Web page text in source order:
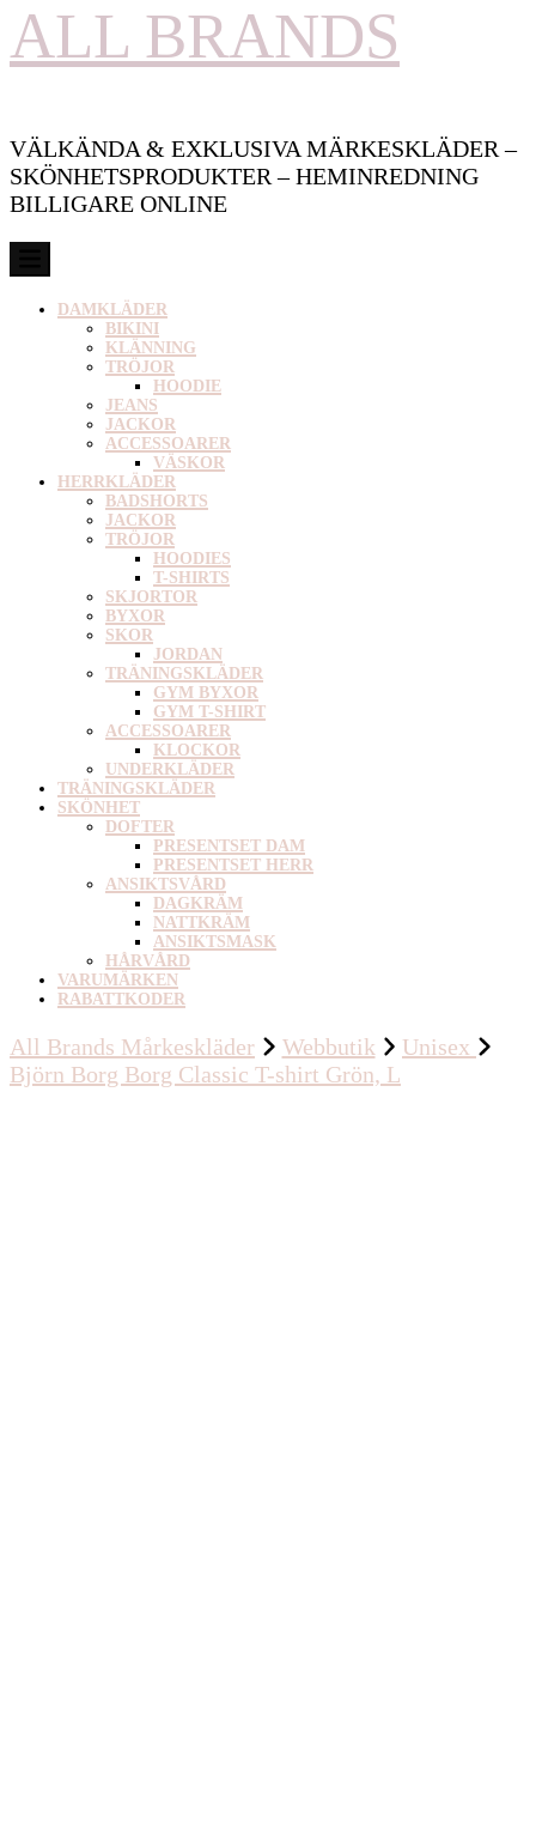
ALL BRANDS
VÄLKÄNDA & EXKLUSIVA MÄRKESKLÄDER –
SKÖNHETSPRODUKTER – HEMINREDNING
BILLIGARE ONLINE
DAMKLÄDER
BIKINI
KLÄNNING
TRÖJOR
HOODIE
JEANS
JACKOR
ACCESSOARER
VÄSKOR
HERRKLÄDER
BADSHORTS
JACKOR
TRÖJOR
HOODIES
T-SHIRTS
SKJORTOR
BYXOR
SKOR
JORDAN
TRÄNINGSKLÄDER
GYM BYXOR
GYM T-SHIRT
ACCESSOARER
KLOCKOR
UNDERKLÄDER
TRÄNINGSKLÄDER
SKÖNHET
DOFTER
PRESENTSET DAM
PRESENTSET HERR
ANSIKTSVÅRD
DAGKRÄM
NATTKRÄM
ANSIKTSMASK
HÅRVÅRD
VARUMÄRKEN
RABATTKODER
All Brands Mårkeskläder Webbutik
Unisex
Björn Borg Borg Classic T-shirt Grön, L